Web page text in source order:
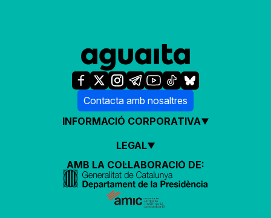
Contacta amb nosaltres
INFORMACIÓ CORPORATIVA
LEGAL
AMB LA COL·LABORACIÓ DE: